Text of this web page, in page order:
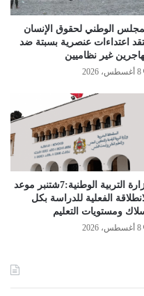
الوطني لحقوق الإنسان
اعتداءات عنصرية بسبتة ضد
غير نظاميين
8 أغسطس، 2026
وزارة التربية الوطنية:7شتنبر موعد
الفعلیة للدراسة بكل
ومستویات التعلیم
8 أغسطس، 2026